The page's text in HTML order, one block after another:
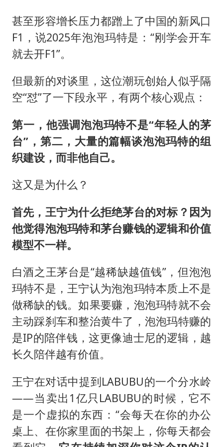
甚至形容增长压力都蹭上了中国的新风口
F1，说2025年泡泡玛特是：“刚学会开车
就去开F1”。
但最新的对谈里，这位潮玩创始人似乎隔
空“怼”了一下段永平，有两个核心观点：
第一，他强调泡泡玛特不是“年轻人的茅
台”，第二，大量的篇幅谈泡泡玛特的组
织建设，而非他自己。
这又是为什么？
首先，王宁为什么拒绝茅台的对标？因为
他觉得泡泡玛特和茅台赚钱的逻辑和价值
模型不一样。
白酒之王茅台是“越稀缺越值钱”，但泡泡
玛特不是，王宁认为泡泡玛特本质上不是
做稀缺的钱。如果要赚，泡泡玛特就不会
主动踩刹车和整治黄牛了，泡泡玛特赚的
是IP的陪伴钱，这更像迪士尼的逻辑，越
长久陪伴越有价值。
王宁在对话中提到LABUBU的一个分水岭
——当卖出1亿只LABUBU的时候，它不
是一个虚拟的东西：“会每天在你的办公
桌上、在你家里面的书架上，你每天都会